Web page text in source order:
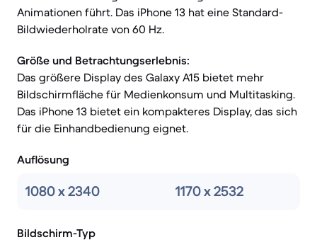
Animationen führt. Das iPhone 13 hat eine Standard-
Bildwiederholrate von 60 Hz.
Größe und Betrachtungserlebnis:
Das größere Display des Galaxy A15 bietet mehr
Bildschirmfläche für Medienkonsum und Multitasking.
Das iPhone 13 bietet ein kompakteres Display, das sich
für die Einhandbedienung eignet.
Auflösung
1080 x 2340 1170 x 2532
Bildschirm-Typ